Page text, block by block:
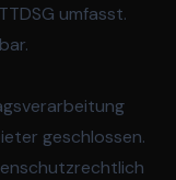
umfasst.
geschlossen.